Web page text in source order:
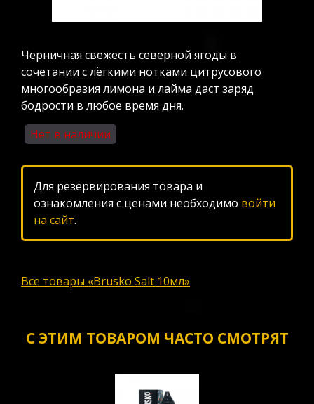
Черничная свежесть северной ягоды в
сочетании с лёгкими нотками цитрусового
многообразия лимона и лайма даст заряд
бодрости в любое время дня.
Нет в наличии
Для резервирования товара и
ознакомления с ценами необходимо войти
на сайт.
Все товары «Brusko Salt 10мл»
С ЭТИМ ТОВАРОМ ЧАСТО СМОТРЯТ